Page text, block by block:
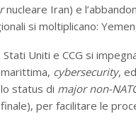
nucleare Iran) e
si moltiplicano:
Uniti e CCG si
cybersecurity,
status di major non-
per facilitare le